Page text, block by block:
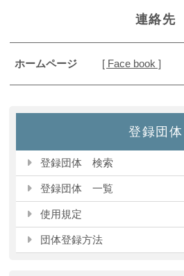
連絡先
ホームページ [ Face book ]
登録団体
登録団体 検索
登録団体 一覧
使用規定
団体登録方法